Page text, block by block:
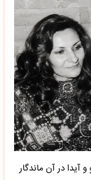
در آن ماندگار